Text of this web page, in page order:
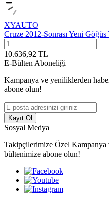
XYAUTO
Cruze 2012-Sonrası Yeni
10.636,92 TL
E-Bülten Aboneliği
Kampanya ve yeniliklerden
abone olun!
Kayıt Ol
Sosyal Medya
Takipçilerimize Özel Kampanya
bültenimize abone olun!